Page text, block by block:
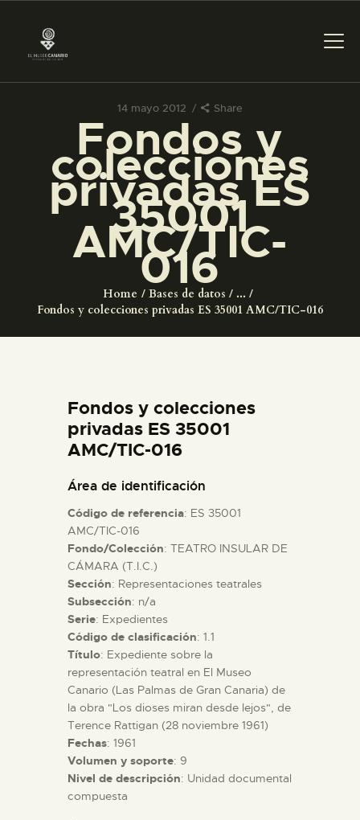
14 mayo 2012 Share
Fondos y
colecciones
privadas ES
35001
AMC/TIC-
016
Home Bases de datos
...
Fondos y colecciones privadas ES 35001 AMC/TIC-016
PREPARAR LA VISITA
ACTIVIDADES
█
EL MUSEO
ESPAÑOL
ACTIVIDADES
█
EL MUSEO
COLECCIONES
DIDÁCTICA
ESPAÑOL
Fondos y colecciones
privadas ES 35001
AMC/TIC-016
Área de identificación
Código de referencia: ES 35001
AMC/TIC-016
Fondo/Colección: TEATRO INSULAR DE
CÁMARA (T.I.C.)
Sección: Representaciones teatrales
Subsección: n/a
Serie: Expedientes
Código de clasificación: 1.1
Título: Expediente sobre la
representación teatral en El Museo
Canario (Las Palmas de Gran Canaria) de
la obra "Los dioses miran desde lejos", de
Terence Rattigan (28 noviembre 1961)
Fechas: 1961
Volumen y soporte: 9
Nivel de descripción: Unidad documental
compuesta